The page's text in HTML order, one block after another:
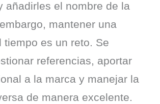
añadirles el nombre de la
mantener una
tiempo es un reto. Se
referencias, aportar
a la marca y manejar la